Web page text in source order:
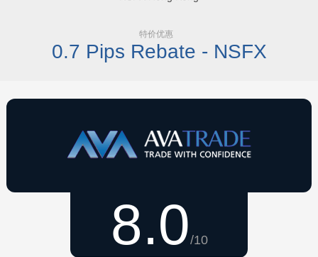
特价优惠
0.7 Pips Rebate - NSFX
8.0/10